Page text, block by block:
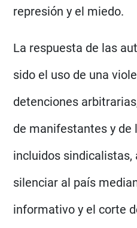
represión y el miedo.
La respuesta de las
sido el uso de una
detenciones
de manifestantes y de
incluidos
silenciar al país
informativo y el corte